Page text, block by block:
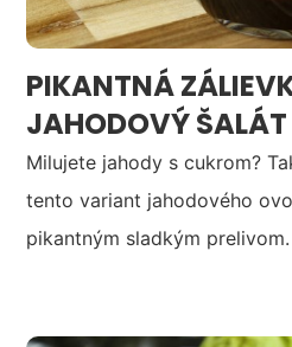
PIKANTNÁ
JAHODOVÝ ŠALÁT
Milujete jahody s cukrom?
tento variant jahodového
pikantným sladkým prelivom.